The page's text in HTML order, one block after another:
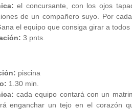
el concursante, con los ojos
de un compañero suyo. Por
el equipo que consiga girar a
3 pnts.
piscina
1.30 min.
cada equipo contará con un
enganchar un tejo en el corazón